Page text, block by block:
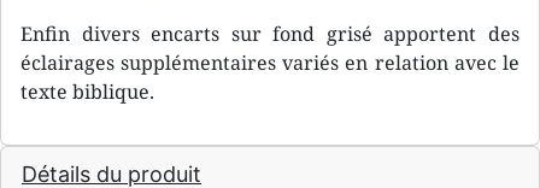
Enfin divers encarts sur fond grisé apportent des
éclairages supplémentaires variés en relation avec le
texte biblique.
Détails du produit